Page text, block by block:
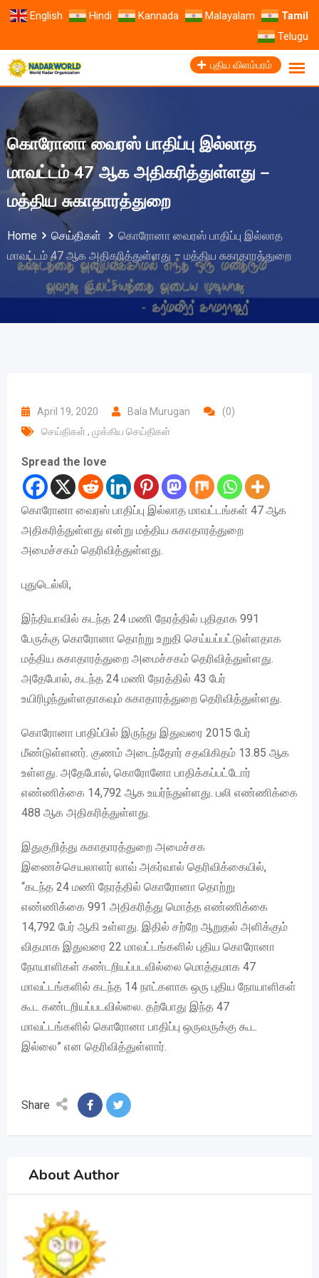
English Hindi Kannada Malayalam
Tamil
Telugu
புதிய விளம்பரம்
கொரோனா வைரஸ் பாதிப்பு இல்லாத
மாவட்டம் 47 ஆக அதிகரித்துள்ளது –
மத்திய சுகாதாரத்துறை
Home செய்திகள்
கொரோனா வைரஸ் பாதிப்பு இல்லாத
மாவட்டம் 47 ஆக அதிகரித்துள்ளது – மத்திய சுகாதாரத்துறை
April 19, 2020 Bala Murugan
(0)
செய்திகள் , முக்கிய செய்திகள்
Spread the love
கொரோனா வைரஸ் பாதிப்பு இல்லாத மாவட்டங்கள் 47 ஆக
அதிகரித்துள்ளது என்று மத்திய சுகாதாரத்துறை
அமைச்சகம் தெரிவித்துள்ளது.
புதுடெல்லி,
இந்தியாவில் கடந்த 24 மணி நேரத்தில் புதிதாக 991
பேருக்கு கொரோனா தொற்று உறுதி செய்யப்பட்டுள்ளதாக
மத்திய சுகாதாரத்துறை அமைச்சகம் தெரிவித்துள்ளது.
அதேபோல், கடந்த 24 மணி நேரத்தில் 43 பேர்
உயிரிழந்துள்ளதாகவும் சுகாதாரத்துறை தெரிவித்துள்ளது.
கொரோனா பாதிப்பில் இருந்து இதுவரை 2015 பேர்
மீண்டுள்ளனர். குணம் அடைந்தோர் சதவிகிதம் 13.85 ஆக
உள்ளது. அதேபோல், கொரோனோ பாதிக்கப்பட்டோர்
எண்ணிக்கை 14,792 ஆக உயர்ந்துள்ளது. பலி எண்ணிக்கை
488 ஆக அதிகரித்துள்ளது.
இதுகுறித்து சுகாதாரத்துறை அமைச்சக
இணைச்செயலாளர் லாவ் அகர்வால் தெரிவிக்கையில்,
“கடந்த 24 மணி நேரத்தில் கொரோனா தொற்று
எண்ணிக்கை 991 அதிகரித்து மொத்த எண்ணிக்கை
14,792 பேர் ஆகி உள்ளது. இதில் சற்றே ஆறுதல் அளிக்கும்
விதமாக இதுவரை 22 மாவட்டங்களில் புதிய கொரோனா
நோயாளிகள் கண்டறியப்படவில்லை மொத்தமாக 47
மாவட்டங்களில் கடந்த 14 நாட்களாக ஒரு புதிய நோயாளிகள்
கூட கண்டறியப்படவில்லை. தற்போது இந்த 47
மாவட்டங்களில் கொரோனா பாதிப்பு ஒருவருக்கு கூட
இல்லை” என தெரிவித்துள்ளார்.
Share
About Author